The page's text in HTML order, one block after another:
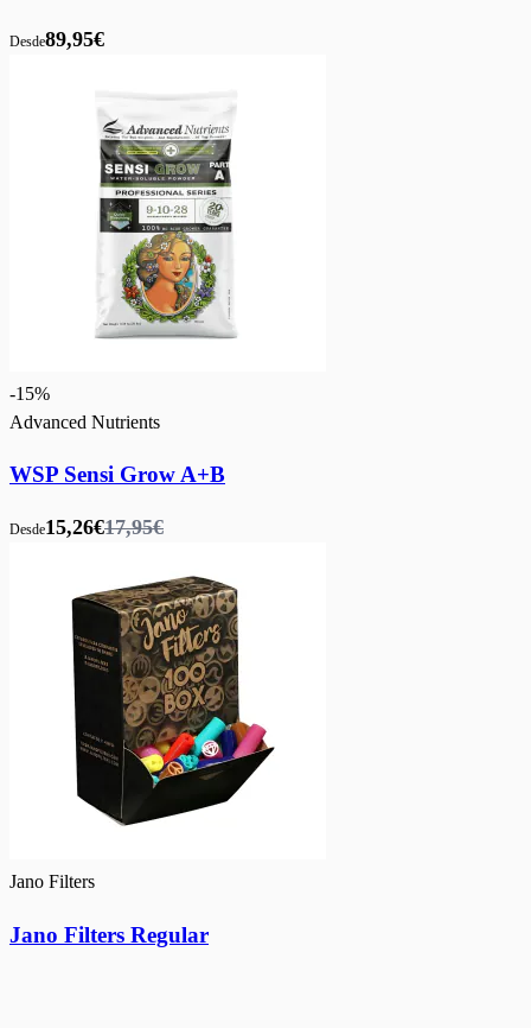
Desde89,95€
-15%
Advanced Nutrients
WSP Sensi Grow A+B
Desde15,26€17,95€
Jano Filters
Jano Filters Regular